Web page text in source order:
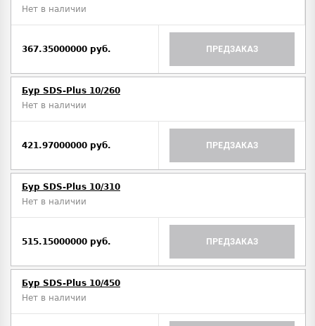
Нет в наличии
367.35000000 руб. ПРЕДЗАКАЗ
Бур SDS-Plus 10/260
Нет в наличии
421.97000000 руб. ПРЕДЗАКАЗ
Бур SDS-Plus 10/310
Нет в наличии
515.15000000 руб. ПРЕДЗАКАЗ
Бур SDS-Plus 10/450
Нет в наличии